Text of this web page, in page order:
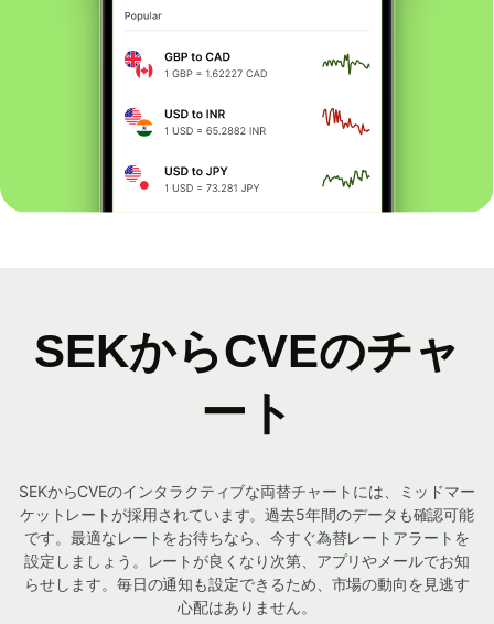
SEKからCVEのチャ
ート
SEKからCVEのインタラクティブな両替チャートには、ミッドマー
ケットレートが採用されています。過去5年間のデータも確認可能
です。最適なレートをお待ちなら、今すぐ為替レートアラートを
設定しましょう。レートが良くなり次第、アプリやメールでお知
らせします。毎日の通知も設定できるため、市場の動向を見逃す
心配はありません。